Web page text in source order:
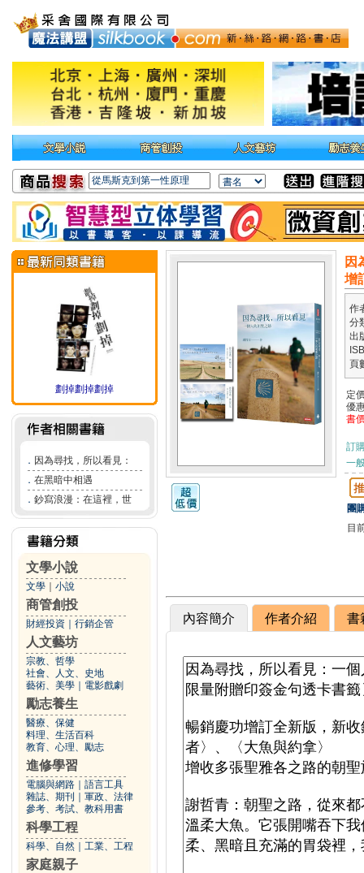
劃掉劃掉劃掉
． 因為尋找，所以看見：
． 在黑暗中相遇
． 鈔寫浪漫：在這裡，世
文學小說
文學 小說
商管創投
財經投資 行銷企管
人文藝坊
宗教、哲學
社會、人文、史地
藝術、美學
電影戲劇
勵志養生
醫療、保健
料理、生活百科
教育、心理、勵志
進修學習
電腦與網路
語言工具
雜誌、期刊
軍政、法律
參考、考試、教科用書
科學工程
科學、自然 工業、工程
家庭親子
因
增
作
分
出
頁
定
優
書
訂
一
團
目
內容簡介 作者介紹 書